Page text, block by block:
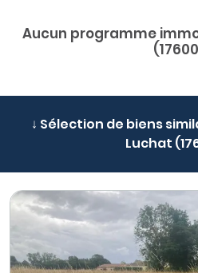
Aucun programme
↓ Sélection de biens
Luchat